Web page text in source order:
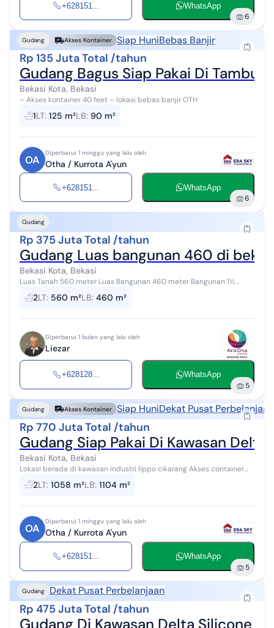
+628151... WhatsApp
6
Gudang Akses Kontainer Siap HuniBebas Banjir
Rp 135 Juta Total /tahun
Gudang Bagus Siap Pakai Di Tambun
Bekasi Kota, Bekasi
– Akses kontainer 40 feet – lokasi bebas banjir OTH
1LT: 125 m²LB: 90 m²
OA
Diperbarui 1 minggu yang lalu oleh
Otha / Kurrota A'yun
+628151... WhatsApp
6
Gudang
Rp 375 Juta Total /tahun
Gudang Luas bangunan 460 di
Bekasi Kota, Bekasi
Luas Tanah 560 meter Luas Bangunan 460 meter Bangunan 1½
Lantai Listrik 33000 watt Kamar mandi 2 Ruang Kantor Hadap utara
AN-HI
2LT: 560 m²LB: 460 m²
Diperbarui 1 bulan yang lalu oleh
Liezar
+628128... WhatsApp
5
Gudang Akses Kontainer Siap HuniDekat Pusat Perbelanjaan
Rp 770 Juta Total /tahun
Gudang Siap Pakai Di Kawasan
Bekasi Kota, Bekasi
Lokasi berada di kawasan industri lippo cikarang Akses container
2LT: 1058 m²LB: 1104 m²
OA
Diperbarui 1 minggu yang lalu oleh
Otha / Kurrota A'yun
+628151... WhatsApp
5
Gudang Dekat Pusat Perbelanjaan
Rp 475 Juta Total /tahun
Gudang Di Kawasan Delta Silicone